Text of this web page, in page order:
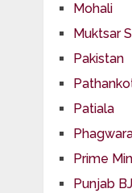
Mohali
Muktsar
Pakistan
Patiala
Prime
Punjab